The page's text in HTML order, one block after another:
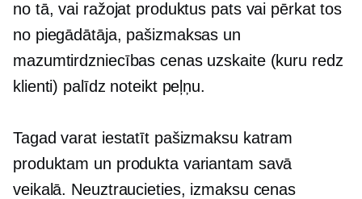
no tā, vai ražojat produktus pats vai pērkat tos
no piegādātāja, pašizmaksas un
mazumtirdzniecības cenas uzskaite (kuru redz
klienti) palīdz noteikt peļņu.
Tagad varat iestatīt pašizmaksu katram
produktam un produkta variantam savā
veikalā. Neuztraucieties, izmaksu cenas